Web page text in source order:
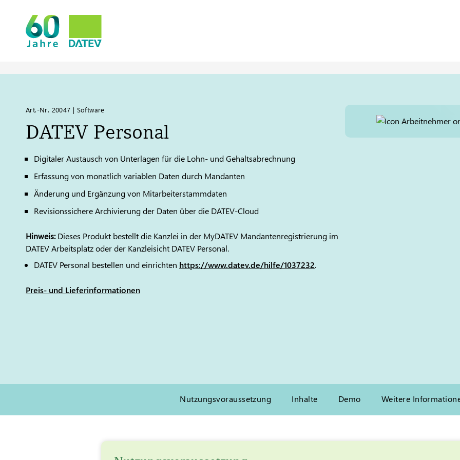
Art.-Nr. 20047 | Software
DATEVPersonal
Digitaler Austausch von Unterlagen für die Lohn- und Gehaltsabrechnung
Erfassung von monatlich variablen Daten durch Mandanten
Änderung und Ergänzung von Mitarbeiterstammdaten
Revisionssichere Archivierung der Daten über die DATEV-Cloud
Hinweis:Dieses Produkt bestellt die Kanzlei in der MyDATEV Mandantenregistrierung im
DATEV Arbeitsplatz oder der Kanzleisicht DATEV Personal.
DATEV Personal bestellen und einrichten https://www.datev.de/hilfe/1037232.
Preis- und Lieferinformationen
Nutzungsvoraussetzung Inhalte Demo Weitere